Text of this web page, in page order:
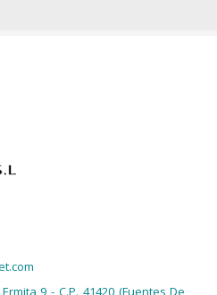
9 - C.P. 41420 (Fuentes De